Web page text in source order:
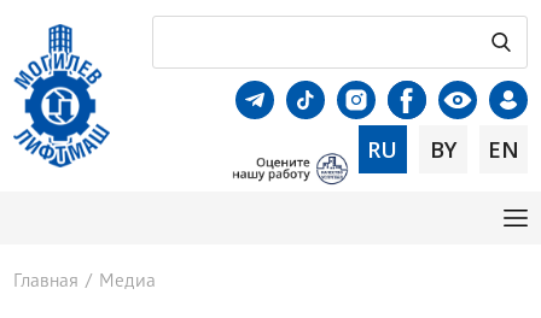
RU BY EN
Главная / Медиа